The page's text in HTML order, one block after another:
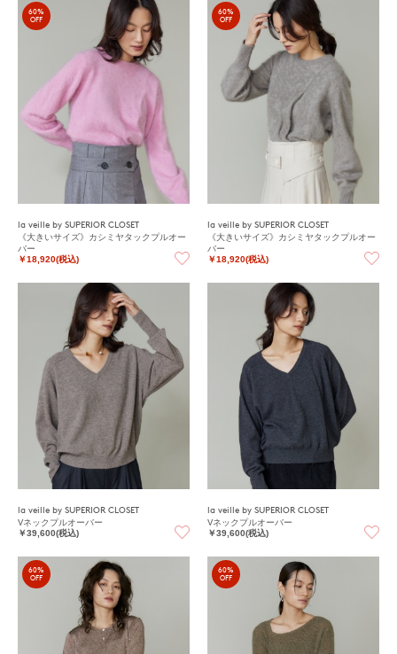
60%
OFF
la veille by SUPERIOR CLOSET
《大きいサイズ》カシミヤタックプルオー
バー
￥18,920(税込)
60%
OFF
la veille by SUPERIOR CLOSET
《大きいサイズ》カシミヤタックプルオー
バー
￥18,920(税込)
la veille by SUPERIOR CLOSET
Vネックプルオーバー
￥39,600(税込)
la veille by SUPERIOR CLOSET
Vネックプルオーバー
￥39,600(税込)
60%
OFF
60%
OFF